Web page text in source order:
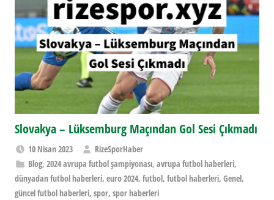
Slovakya – Lüksemburg Maçından Gol Sesi Çıkmadı
10 Nisan 2023
RizeSporHaber
Blog,2024 avrupa futbol şampiyonası,avrupa futbol haberleri,
dünyadan futbol haberleri, euro 2024, futbol, futbol haberleri, Genel,
güncel futbol haberleri, spor, spor haberleri